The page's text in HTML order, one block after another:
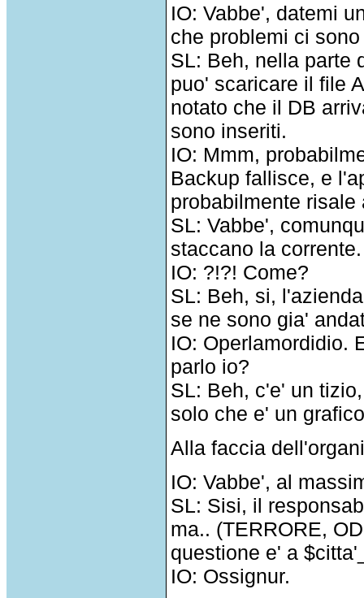
IO: Vabbe', datemi
che problemi ci
SL: Beh, nella parte
puo' scaricare il file
notato che il DB
sono inseriti.
IO: Mmm,
Backup fallisce, e
probabilmente risale
SL: Vabbe',
staccano la corrente.
IO: ?!?! Come?
SL: Beh, si,
se ne sono gia'
IO: Operlamordidio.
parlo io?
SL: Beh, c'e' un
solo che e' un
Alla faccia
IO: Vabbe', al
SL: Sisi, il
ma.. (TERRORE,
questione e' a
IO: Ossignur.